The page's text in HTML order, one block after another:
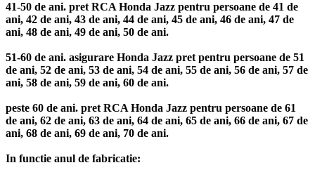
41-50 de ani. pret RCA Honda Jazz pentru persoane de 41 de
ani, 42 de ani, 43 de ani, 44 de ani, 45 de ani, 46 de ani, 47 de
ani, 48 de ani, 49 de ani, 50 de ani.
51-60 de ani. asigurare Honda Jazz pret pentru persoane de 51
de ani, 52 de ani, 53 de ani, 54 de ani, 55 de ani, 56 de ani, 57 de
ani, 58 de ani, 59 de ani, 60 de ani.
peste 60 de ani. pret RCA Honda Jazz pentru persoane de 61
de ani, 62 de ani, 63 de ani, 64 de ani, 65 de ani, 66 de ani, 67 de
ani, 68 de ani, 69 de ani, 70 de ani.
In functie anul de fabricatie: